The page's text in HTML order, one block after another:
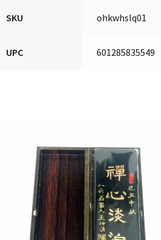
SKU ohkwhslq01
UPC 601285835549